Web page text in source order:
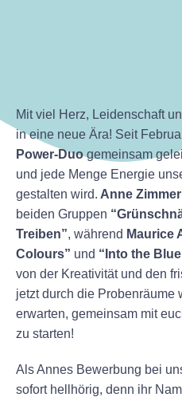
Mit viel Herz, Leidenschaft
in eine neue Ära! Seit
Power-Duogemeinsam
und jede Menge Energie
gestalten wird. Anne Zimmer
beiden Gruppen
Treiben”, während Maurice
Colours” und “Into the
von der Kreativität und den
jetzt durch die Probenräume
erwarten, gemeinsam mit
zu starten!
Als Annes Bewerbung bei
sofort hellhörig, denn ihr